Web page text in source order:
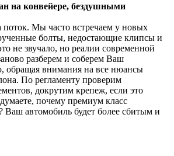
на конвейере, бездушными
поток. Мы часто встречаем у новых
болты, недостающие клипсы и
не звучало, но реалии современной
разберем и соберем Ваш
обращая внимания на все нюансы
По регламенту проверим
докрутим крепеж, если это
почему премиум класс
Ваш автомобиль будет более сбитым и